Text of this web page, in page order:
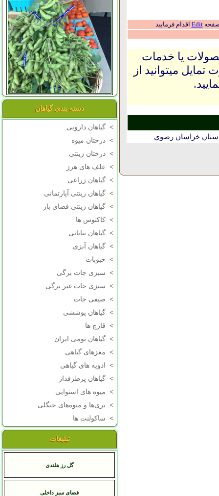
دسته بندی گیاهان
> گیاهان دارویی
> درختان میوه
> درختان زینتی
> علف های هرز
> گیاهان زراعی
> گیاهان زینتی آپارتمانی
> گیاهان زینتی فضای باز
> کاکتوس ها
> گیاهان بیابانی
> گیاهان آبزی
> حبوبات
> سبزی جات برگی
> سبزی جات غیر برگی
> صیفی جات
> گیاهان پوششی
> قارچ ها
> گیاهان بومی ایران
> مغزهای گیاهی
>
ادویه های گیاهی
> گیاهان پرطرفدار
> میوه های استوایی
> بری‌ها و میوه‌های جنگلی
> ساکولنت ها
تبلیغات
گل رز هلندی
فضای سبز داخلی
صفحهEdit اقدام فرمایید
یا خدمات
میتوانید از
خراسان رضوي